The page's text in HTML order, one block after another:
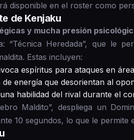
disponible en el roster como
de Kenjaku
y mucha presión
“Técnica Heredada”, que le
Estas incluyen:
espíritus para ataques en
energía que desorientan al
habilidad del rival durante el
Maldito”, despliega un
10 segundos, lo que le